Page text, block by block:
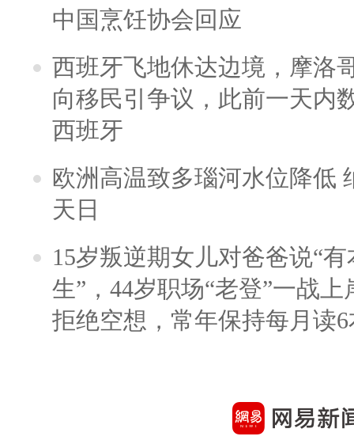
中国烹饪协会回应
西班牙飞地休达边境，摩洛
向移民引争议，此前一天内
西班牙
欧洲高温致多瑙河水位降低
天日
15岁叛逆期女儿对爸爸说“
生”，44岁职场“老登”一战上
拒绝空想，常年保持每月读